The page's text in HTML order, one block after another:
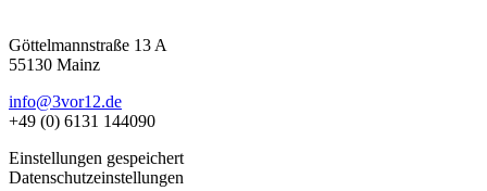
Göttelmannstraße 13 A
55130 Mainz
info@3vor12.de
+49 (0) 6131 144090
Einstellungen gespeichert
Datenschutzeinstellungen